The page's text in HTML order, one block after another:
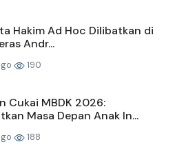
Hakim Ad Hoc Dilibatkan di
Andr...
190
Cukai MBDK 2026:
Masa Depan Anak In...
188